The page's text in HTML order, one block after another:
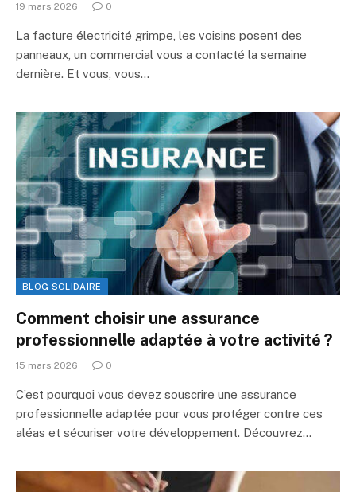
19 mars 2026 0
La facture électricité grimpe, les voisins posent des
panneaux, un commercial vous a contacté la semaine
dernière. Et vous, vous…
BLOG SOLIDAIRE
Comment choisir une assurance
professionnelle adaptée à votre activité ?
15 mars 2026 0
C’est pourquoi vous devez souscrire une assurance
professionnelle adaptée pour vous protéger contre ces
aléas et sécuriser votre développement. Découvrez…